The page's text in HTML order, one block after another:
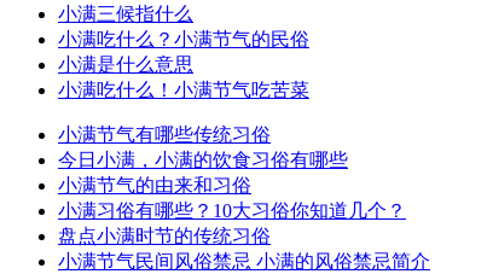
小满三候指什么
小满吃什么？小满节气的民俗
小满是什么意思
小满吃什么！小满节气吃苦菜
小满节气有哪些传统习俗
今日小满，小满的饮食习俗有哪些
小满节气的由来和习俗
小满习俗有哪些？10大习俗你知道几个？
盘点小满时节的传统习俗
小满节气民间风俗禁忌 小满的风俗禁忌简介